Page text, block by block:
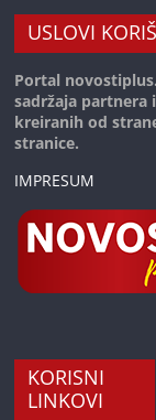
USLOVI
Portal
sadržaja partnera
kreiranih od
stranice.
IMPRESUM
KORISNI
LINKOVI